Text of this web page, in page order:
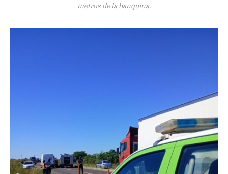
metros de la banquina.